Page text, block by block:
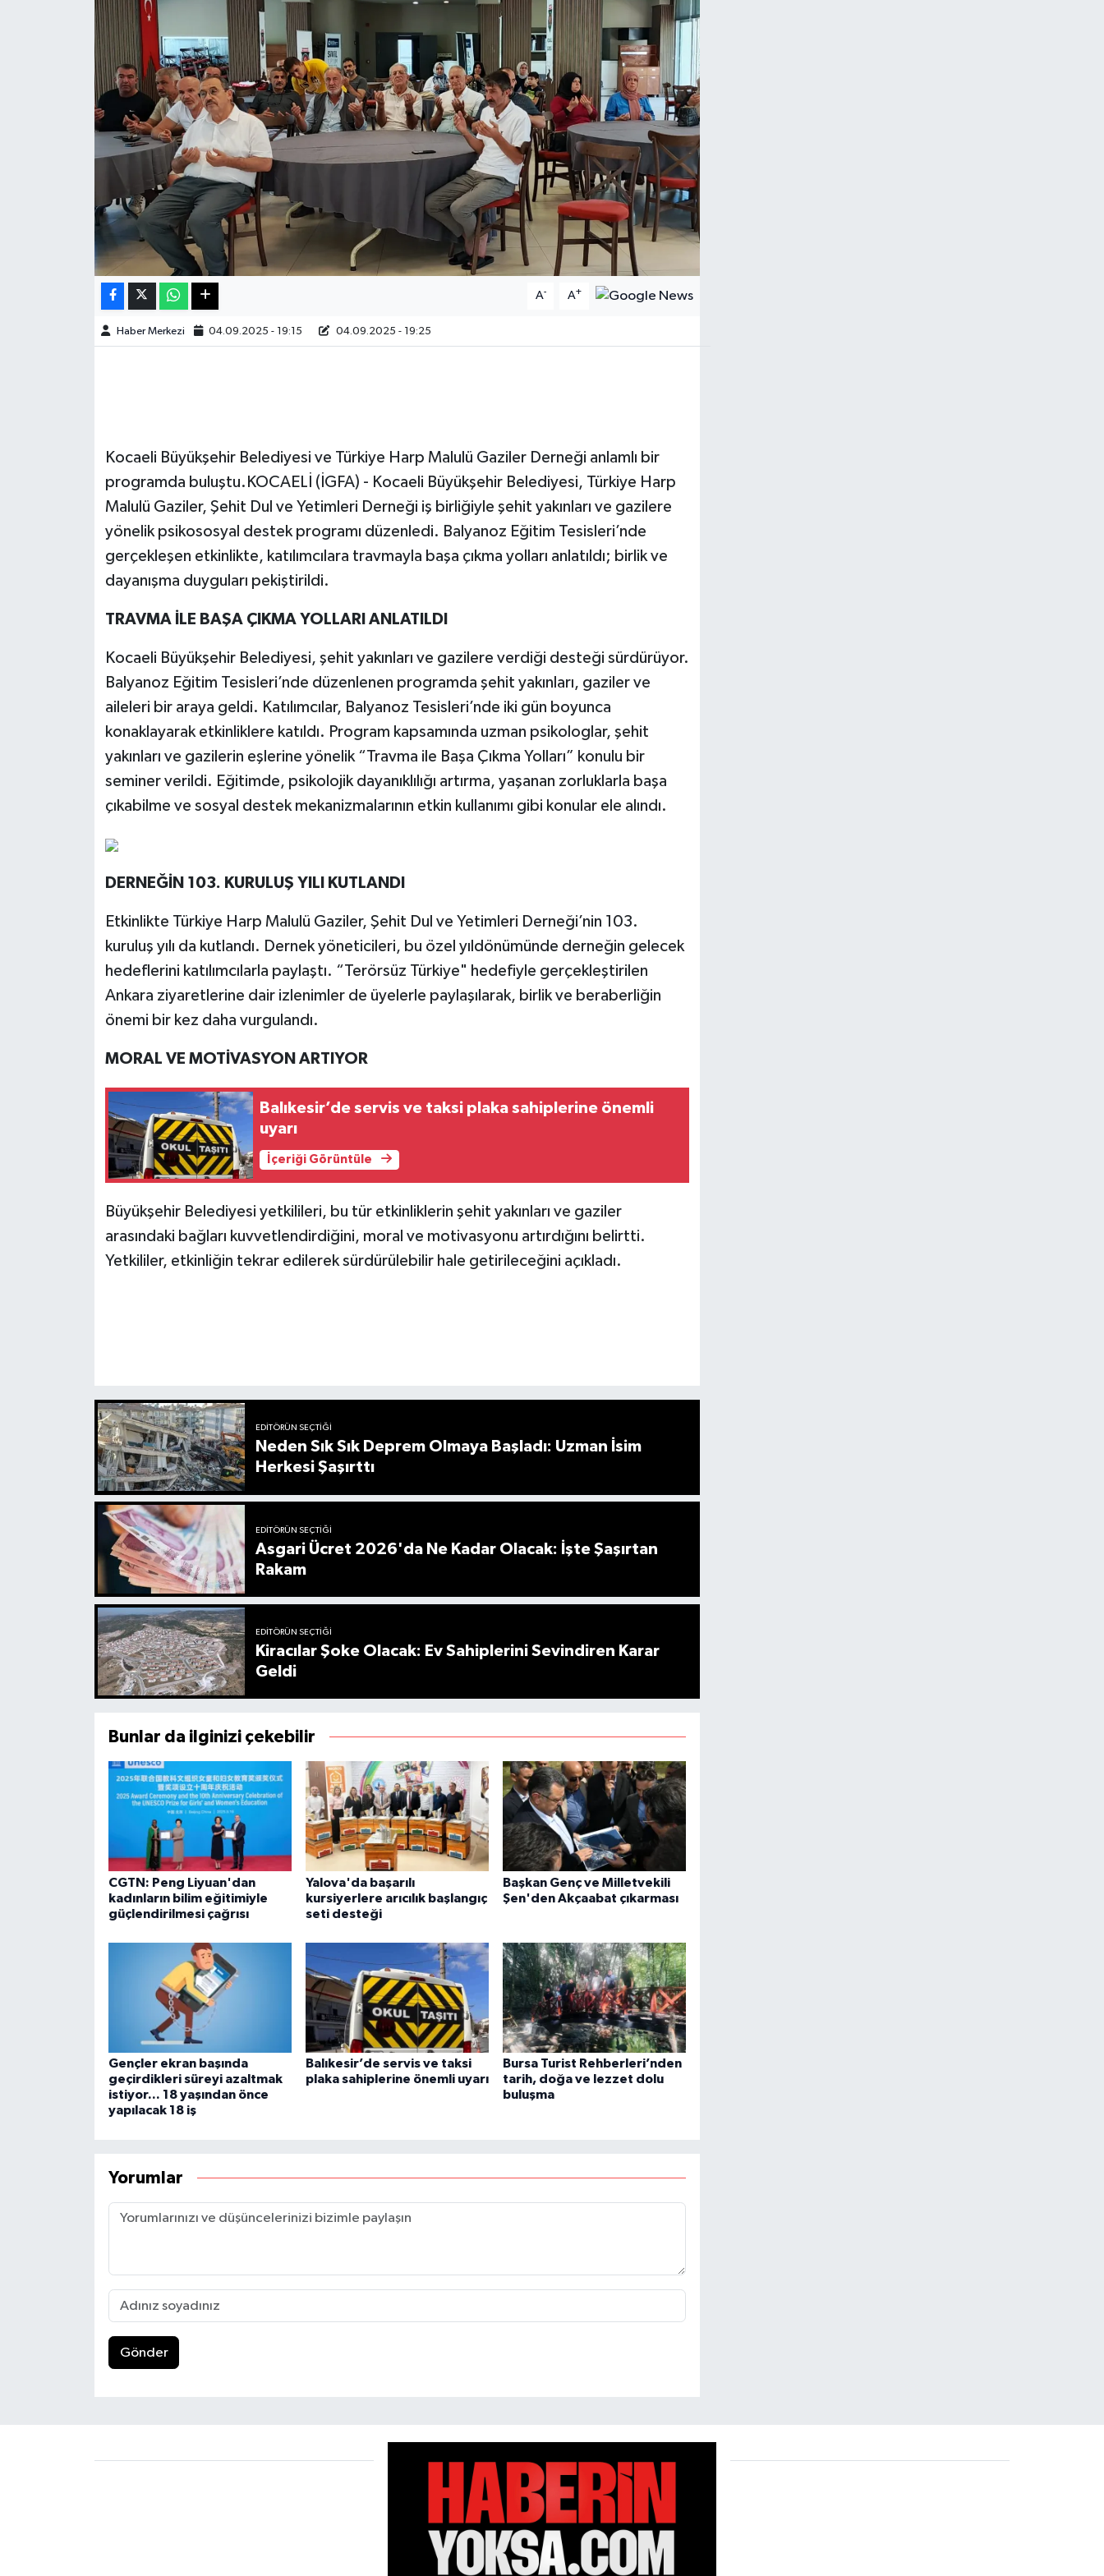
A- A+
Haber Merkezi 04.09.2025 - 19:15 04.09.2025 - 19:25
Kocaeli Büyükşehir Belediyesi ve Türkiye Harp Malulü Gaziler Derneği anlamlı bir
programda buluştu.KOCAELİ (İGFA) - Kocaeli Büyükşehir Belediyesi, Türkiye Harp
Malulü Gaziler, Şehit Dul ve Yetimleri Derneği iş birliğiyle şehit yakınları ve gazilere
yönelik psikososyal destek programı düzenledi. Balyanoz Eğitim Tesisleri’nde
gerçekleşen etkinlikte, katılımcılara travmayla başa çıkma yolları anlatıldı; birlik ve
dayanışma duyguları pekiştirildi.
TRAVMA İLE BAŞA ÇIKMA YOLLARI ANLATILDI
Kocaeli Büyükşehir Belediyesi, şehit yakınları ve gazilere verdiği desteği sürdürüyor.
Balyanoz Eğitim Tesisleri’nde düzenlenen programda şehit yakınları, gaziler ve
aileleri bir araya geldi. Katılımcılar, Balyanoz Tesisleri’nde iki gün boyunca
konaklayarak etkinliklere katıldı. Program kapsamında uzman psikologlar, şehit
yakınları ve gazilerin eşlerine yönelik “Travma ile Başa Çıkma Yolları” konulu bir
seminer verildi. Eğitimde, psikolojik dayanıklılığı artırma, yaşanan zorluklarla başa
çıkabilme ve sosyal destek mekanizmalarının etkin kullanımı gibi konular ele alındı.
DERNEĞİN 103. KURULUŞ YILI KUTLANDI
Etkinlikte Türkiye Harp Malulü Gaziler, Şehit Dul ve Yetimleri Derneği’nin 103.
kuruluş yılı da kutlandı. Dernek yöneticileri, bu özel yıldönümünde derneğin gelecek
hedeflerini katılımcılarla paylaştı. “Terörsüz Türkiye" hedefiyle gerçekleştirilen
Ankara ziyaretlerine dair izlenimler de üyelerle paylaşılarak, birlik ve beraberliğin
önemi bir kez daha vurgulandı.
MORAL VE MOTİVASYON ARTIYOR
Balıkesir’de servis ve taksi plaka sahiplerine önemli
uyarı
İçeriği Görüntüle
Büyükşehir Belediyesi yetkilileri, bu tür etkinliklerin şehit yakınları ve gaziler
arasındaki bağları kuvvetlendirdiğini, moral ve motivasyonu artırdığını belirtti.
Yetkililer, etkinliğin tekrar edilerek sürdürülebilir hale getirileceğini açıkladı.
EDITÖRÜN SEÇTIĞI
Neden Sık Sık Deprem Olmaya Başladı: Uzman İsim
Herkesi Şaşırttı
EDITÖRÜN SEÇTIĞI
Asgari Ücret 2026'da Ne Kadar Olacak: İşte Şaşırtan
Rakam
EDITÖRÜN SEÇTIĞI
Kiracılar Şoke Olacak: Ev Sahiplerini Sevindiren Karar
Geldi
Bunlar da ilginizi çekebilir
CGTN: Peng Liyuan'dan
kadınların bilim eğitimiyle
güçlendirilmesi çağrısı
Yalova'da başarılı
kursiyerlere arıcılık başlangıç
seti desteği
Başkan Genç ve Milletvekili
Şen'den Akçaabat çıkarması
Gençler ekran başında
geçirdikleri süreyi azaltmak
istiyor... 18 yaşından önce
yapılacak 18 iş
Balıkesir’de servis ve taksi
plaka sahiplerine önemli uyarı
Bursa Turist Rehberleri’nden
tarih, doğa ve lezzet dolu
buluşma
Yorumlar
Gönder
Teknoloji